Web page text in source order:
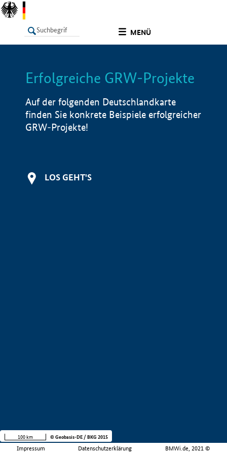
MENÜ
LISTE Info
Erfolgreiche GRW-Projekte
Auf der folgenden Deutschlandkarte
finden Sie konkrete Beispiele erfolgreicher
GRW-Projekte!
LOS GEHT'S
Impressum Datenschutzerklärung BMWi.de, 2021 ©
100 km © Geobasis-DE / BKG 2015